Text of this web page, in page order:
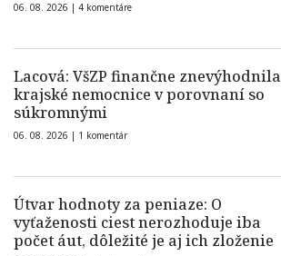
06. 08. 2026 | 4 komentáre
Lacová: VšZP finančne znevýhodnila
krajské nemocnice v porovnaní so
súkromnými
06. 08. 2026 | 1 komentár
Útvar hodnoty za peniaze: O
vyťaženosti ciest nerozhoduje iba
počet áut, dôležité je aj ich zloženie